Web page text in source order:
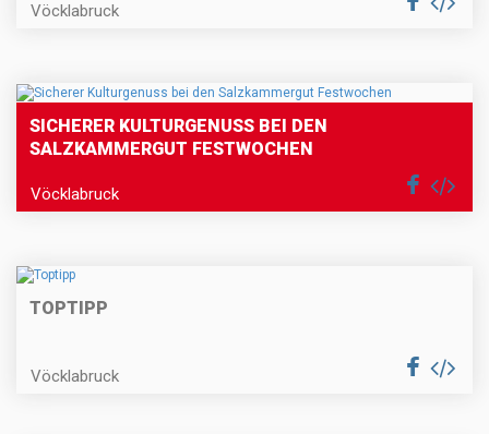
Vöcklabruck
SICHERER KULTURGENUSS BEI DEN
SALZKAMMERGUT FESTWOCHEN
Vöcklabruck
TOPTIPP
Vöcklabruck